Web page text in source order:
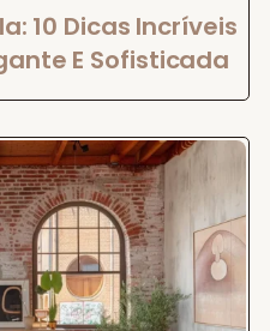
10 Dicas Incríveis
E Sofisticada